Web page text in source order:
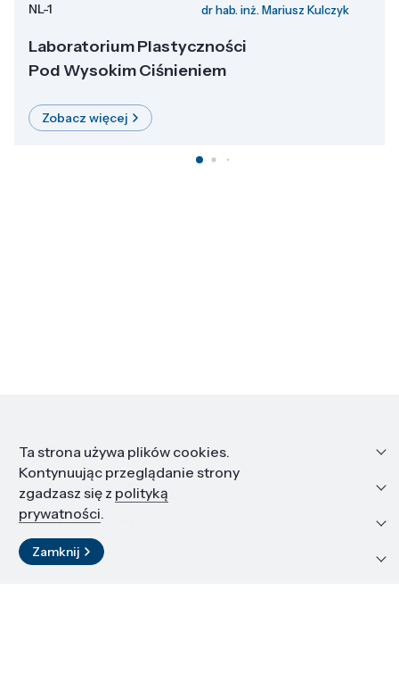
NL-1 dr hab. inż. Mariusz Kulczyk
Laboratorium Plastyczności
Pod Wysokim Ciśnieniem
Zobacz więcej
Informacje
Edukacja i kariera
Zasoby i materiały
Kontakt
Ta strona używa plików cookies.
Kontynuując przeglądanie strony
zgadzasz się z polityką
prywatności.
Zamknij